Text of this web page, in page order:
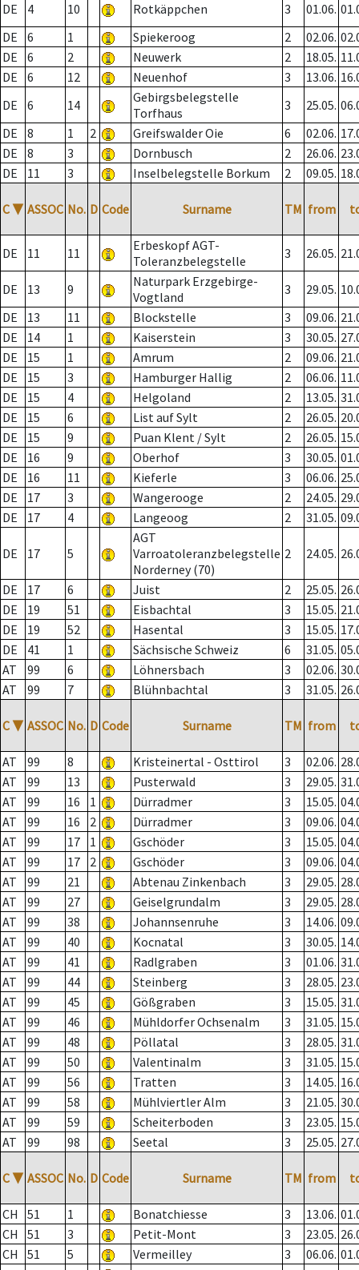
DE
4 10 Rotkäppchen 3 01.06.
DE
6 1 Spiekeroog 2 02.06.
DE
6 2 Neuwerk 2 18.05.
DE
6 12 Neuenhof 3 13.06.
DE
6 14
Gebirgsbelegstelle
Torfhaus
3 25.05.
DE
8 1 2 Greifswalder Oie 6 02.06.
DE
8 3 Dornbusch 2 26.06.
DE
11 3 Inselbelegstelle Borkum 2 09.05.
C ▼ ASSOC No. D Code Surname TM from
DE 11 11
Erbeskopf AGT-
Toleranzbelegstelle
3 26.05.
DE 13 9
Naturpark Erzgebirge-
Vogtland
3 29.05.
DE
13 11 Blockstelle 3 09.06.
DE
14 1 Kaiserstein 3 30.05.
DE
15 1 Amrum 2 09.06.
DE
15 3 Hamburger Hallig 2 06.06.
DE
15 4 Helgoland 2 13.05.
DE
15 6 List auf Sylt 2 26.05.
DE
15 9 Puan Klent / Sylt 2 26.05.
DE
16 9 Oberhof 3 30.05.
DE
16 11 Kieferle 3 06.06.
DE
17 3 Wangerooge 2 24.05.
DE
17 4 Langeoog 2 31.05.
DE 17 5
AGT
Varroatoleranzbelegstelle
Norderney (70)
2 24.05.
DE 17 6 Juist 2 25.05.
DE
19 51 Eisbachtal 3 15.05.
DE
19 52 Hasental 3 15.05.
DE
41 1 Sächsische Schweiz 6 31.05.
AT
99 6 Löhnersbach 3 02.06.
AT
99 7 Blühnbachtal 3 31.05.
C ▼ ASSOC No. D Code Surname TM from
AT 99 8 Kristeinertal - Osttirol 3 02.06.
AT
99 13 Pusterwald 3 29.05.
AT
99 16 1 Dürradmer 3 15.05.
AT
99 16 2 Dürradmer 3 09.06.
AT
99 17 1 Gschöder 3 15.05.
AT
99 17 2 Gschöder 3 09.06.
AT
99 21 Abtenau Zinkenbach 3 29.05.
AT
99 27 Geiselgrundalm 3 29.05.
AT
99 38 Johannsenruhe 3 14.06.
AT
99 40 Kocnatal 3 30.05.
AT
99 41 Radlgraben 3 01.06.
AT
99 44 Steinberg 3 28.05.
AT
99 45 Gößgraben 3 15.05.
AT
99 46 Mühldorfer Ochsenalm 3 31.05.
AT
99 48 Pöllatal 3 28.05.
AT
99 50 Valentinalm 3 31.05.
AT
99 56 Tratten 3 14.05.
AT
99 58 Mühlviertler Alm 3 21.05.
AT
99 59 Scheiterboden 3 23.05.
AT
99 98 Seetal 3 25.05.
C ▼ ASSOC No. D Code Surname TM from
CH 51 1 Bonatchiesse 3 13.06.
CH
51 3 Petit-Mont 3 23.05.
CH
51 5 Vermeilley 3 06.06.